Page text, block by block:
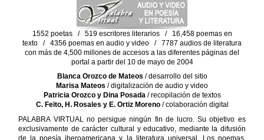
1552 poetas / 519 escritores literarios / 16,458 poemas en
texto / 4356 poemas en audio y video / 7787 audios de literatura
con más de 4,500 millones de accesos a las diferentes páginas del
portal a partir del 10 de mayo de 2004
Blanca Orozco de Mateos / desarrollo del sitio
Marisa Mateos / digitalización de audio y video
Patricia Orozco y Dina Posada/ recopilación de textos
C. Feito, H. Rosales y E. Ortiz Moreno/ colaboración digital
PALABRA VIRTUAL no persigue ningún fin de lucro. Su objetivo es
exclusivamente de carácter cultural y educativo, mediante la difusión
de la poesía iberoamericana y la literatura universal. Los poemas,